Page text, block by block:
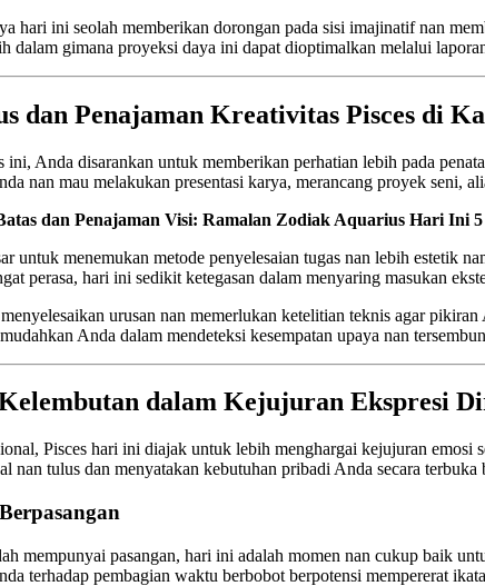
hari ini seolah memberikan dorongan pada sisi imajinatif nan
dalam gimana proyeksi daya ini dapat dioptimalkan melalui
dan Penajaman Kreativitas Pisces di
ini, Anda disarankan untuk memberikan perhatian lebih pada
nan mau melakukan presentasi karya, merancang proyek seni,
dan Penajaman Visi: Ramalan Zodiak Aquarius Hari Ini
untuk menemukan metode penyelesaian tugas nan lebih estetik
perasa, hari ini sedikit ketegasan dalam menyaring masukan
urusan nan memerlukan ketelitian teknis agar
Anda dalam mendeteksi kesempatan upaya nan
dalam Kejujuran Ekspresi
Pisces hari ini diajak untuk lebih menghargai kejujuran emosi
nan tulus dan menyatakan kebutuhan pribadi Anda secara
mempunyai pasangan, hari ini adalah momen nan cukup baik
terhadap pembagian waktu berbobot berpotensi mempererat